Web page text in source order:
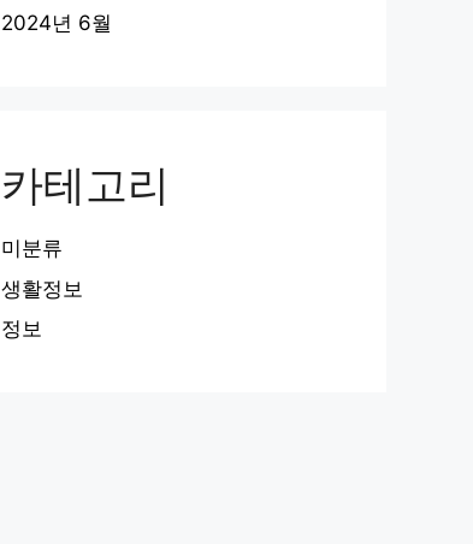
2024년 6월
카테고리
미분류
생활정보
정보